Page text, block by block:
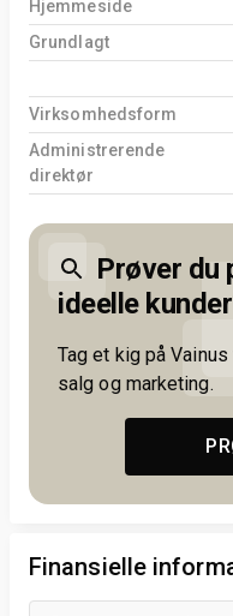
Hjemmeside
Grundlagt
Virksomhedsform
Administrerende
direktør
Prøver du
ideelle
Tag et kig på
salg og marketing.
Finansielle